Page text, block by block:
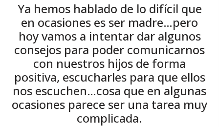
Ya hemos hablado de lo difícil que
en ocasiones es ser madre…pero
hoy vamos a intentar dar algunos
consejos para poder comunicarnos
con nuestros hijos de forma
positiva, escucharles para que ellos
nos escuchen…cosa que en algunas
ocasiones parece ser una tarea muy
complicada.